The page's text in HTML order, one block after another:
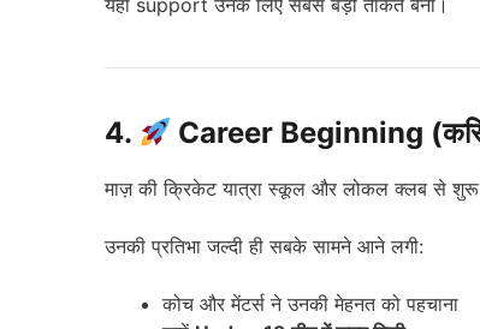
यही support उनके लिए सबसे बड़ी ताकत बना।
4. Career Beginning
माज़ की क्रिकेट यात्रा स्कूल और लोकल क्लब से शुरू
उनकी प्रतिभा जल्दी ही सबके सामने आने लगी:
कोच और मेंटर्स ने उनकी मेहनत को पहचाना